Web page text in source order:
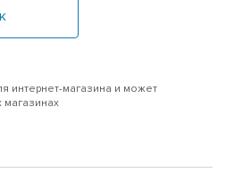
интернет-магазина и может
магазинах